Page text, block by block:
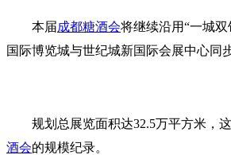
本届成都糖酒会将继续沿用“一城
国际博览城与世纪城新国际会展中心同
规划总展览面积达32.5万平方米，
酒会的规模纪录。